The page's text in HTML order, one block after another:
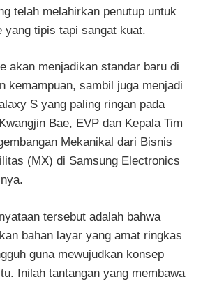
telah melahirkan penutup untuk
yang tipis tapi sangat kuat.
akan menjadikan standar baru di
kemampuan, sambil juga menjadi
S yang paling ringan pada
Bae, EVP dan Kepala Tim
Mekanikal dari Bisnis
(MX) di Samsung Electronics
tersebut adalah bahwa
bahan layar yang amat ringkas
guna mewujudkan konsep
Inilah tantangan yang membawa